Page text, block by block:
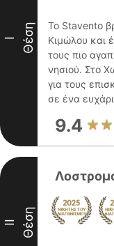
I Θέση
Το Stavento
Κιμώλου και
τους πιο
νησιού. Στο
για τους
σε ένα
9.4
II Θέση